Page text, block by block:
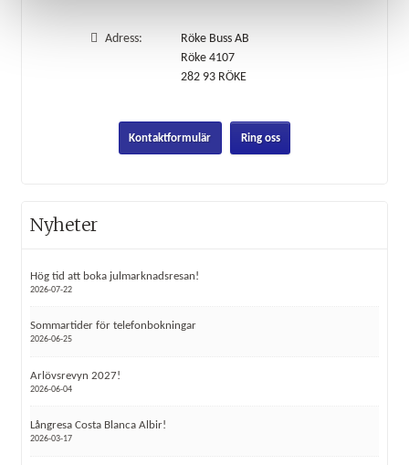
Adress:
Röke Buss AB
Röke 4107
282 93 RÖKE
Kontaktformulär Ring oss
Nyheter
Hög tid att boka julmarknadsresan!
2026-07-22
Sommartider för telefonbokningar
2026-06-25
Arlövsrevyn 2027!
2026-06-04
Långresa Costa Blanca Albir!
2026-03-17